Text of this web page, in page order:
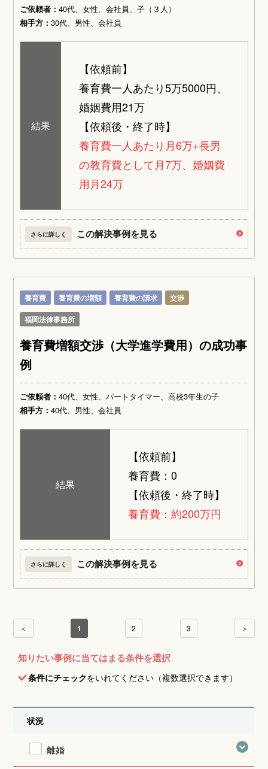
ご依頼者：40代、女性、会社員、子（３人）
相手方：30代、男性、会社員
結果
【依頼前】
養育費一人あたり5万5000円、
婚姻費用21万
【依頼後・終了時】
養育費一人あたり月6万+長男
の教育費として月7万、婚姻費
用月24万
さらに詳しく この解決事例を見る
養育費 養育費の増額 養育費の請求
交渉
福岡法律事務所
養育費増額交渉（大学進学費用）の成功事
例
ご依頼者：40代、女性、パートタイマー、高校3年生の子
相手方：40代、男性、会社員
結果
【依頼前】
養育費：0
【依頼後・終了時】
養育費：約200万円
さらに詳しく この解決事例を見る
＜ 1 2 3 ＞
知りたい事例に当てはまる条件を選択
条件にチェックをいれてください（複数選択できます）
状況
離婚